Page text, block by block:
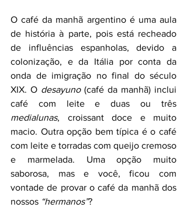
O café da manhã argentino é uma aula
de história à parte, pois está recheado
de influências espanholas, devido a
colonização, e da Itália por conta da
onda de imigração no final do século
XIX. O desayuno (café da manhã) inclui
medialunas, croissant doce e muito
macio. Outra opção bem típica é o café
com leite e torradas com queijo cremoso
e marmelada. Uma opção muito
saborosa, mas e você, ficou com
vontade de provar o café da manhã dos
nossos “hermanos”?